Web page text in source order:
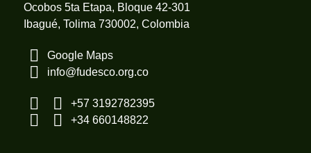
Ocobos 5ta Etapa, Bloque 42-301
Ibagué, Tolima 730002, Colombia
Google Maps
info@fudesco.org.co
+57 3192782395
+34 660148822